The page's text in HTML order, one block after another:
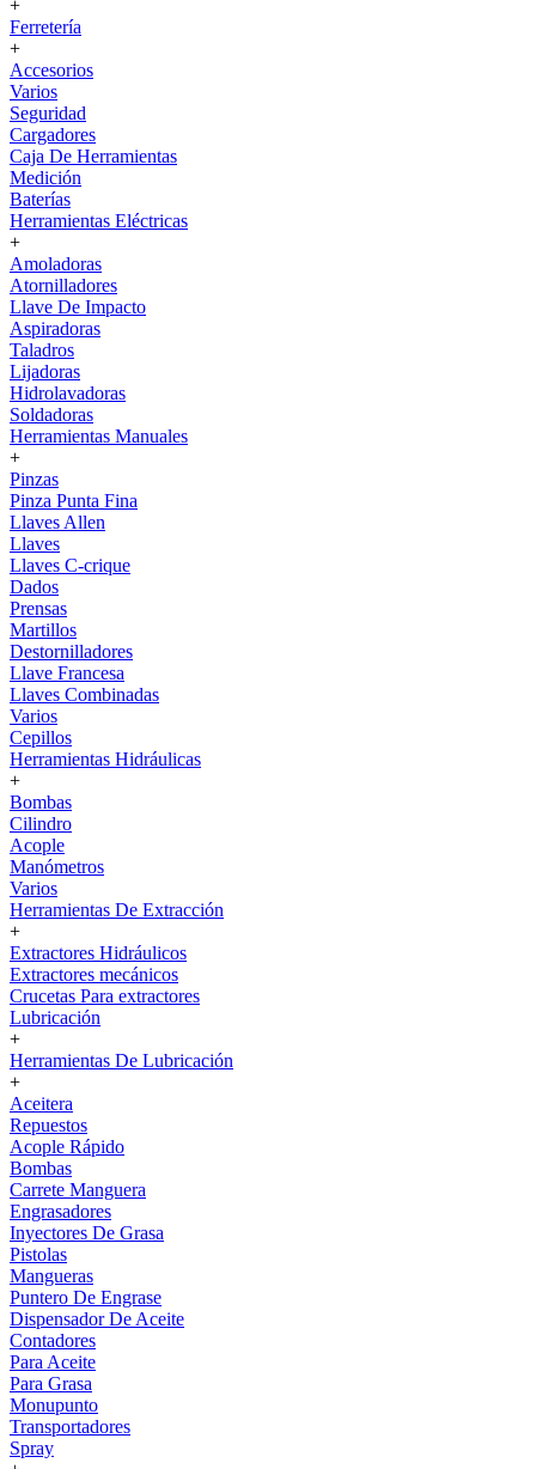
+
Ferretería
+
Accesorios
Varios
Seguridad
Cargadores
Caja De Herramientas
Medición
Baterías
Herramientas Eléctricas
+
Amoladoras
Atornilladores
Llave De Impacto
Aspiradoras
Taladros
Lijadoras
Hidrolavadoras
Soldadoras
Herramientas Manuales
+
Pinzas
Pinza Punta Fina
Llaves Allen
Llaves
Llaves C-crique
Dados
Prensas
Martillos
Destornilladores
Llave Francesa
Llaves Combinadas
Varios
Cepillos
Herramientas Hidráulicas
+
Bombas
Cilindro
Acople
Manómetros
Varios
Herramientas De Extracción
+
Extractores Hidráulicos
Extractores mecánicos
Crucetas Para extractores
Lubricación
+
Herramientas De Lubricación
+
Aceitera
Repuestos
Acople Rápido
Bombas
Carrete Manguera
Engrasadores
Inyectores De Grasa
Pistolas
Mangueras
Puntero De Engrase
Dispensador De Aceite
Contadores
Para Aceite
Para Grasa
Monupunto
Transportadores
Spray